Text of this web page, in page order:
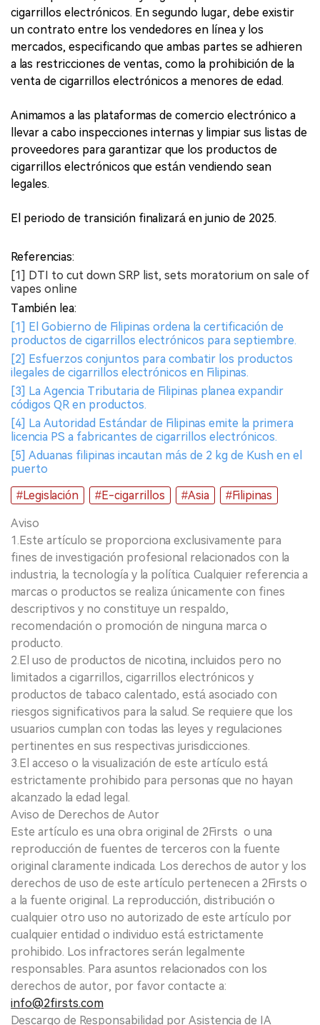
cigarrillos electrónicos. En segundo lugar, debe existir
un contrato entre los vendedores en línea y los
mercados, especificando que ambas partes se adhieren
a las restricciones de ventas, como la prohibición de la
venta de cigarrillos electrónicos a menores de edad.
Animamos a las plataformas de comercio electrónico a
llevar a cabo inspecciones internas y limpiar sus listas de
proveedores para garantizar que los productos de
cigarrillos electrónicos que están vendiendo sean
legales.
El periodo de transición finalizará en junio de 2025.
Referencias:
[1] DTI to cut down SRP list, sets moratorium on sale of
vapes online
También lea:
[1] El Gobierno de Filipinas ordena la certificación de
productos de cigarrillos electrónicos para septiembre.
[2] Esfuerzos conjuntos para combatir los productos
ilegales de cigarrillos electrónicos en Filipinas.
[3] La Agencia Tributaria de Filipinas planea expandir
códigos QR en productos.
[4] La Autoridad Estándar de Filipinas emite la primera
licencia PS a fabricantes de cigarrillos electrónicos.
[5] Aduanas filipinas incautan más de 2 kg de Kush en el
puerto
#Legislación
#E-cigarrillos #Asia #Filipinas
Aviso
1.Este artículo se proporciona exclusivamente para
fines de investigación profesional relacionados con la
industria, la tecnología y la política. Cualquier referencia a
marcas o productos se realiza únicamente con fines
descriptivos y no constituye un respaldo,
recomendación o promoción de ninguna marca o
producto.
2.El uso de productos de nicotina, incluidos pero no
limitados a cigarrillos, cigarrillos electrónicos y
productos de tabaco calentado, está asociado con
riesgos significativos para la salud. Se requiere que los
usuarios cumplan con todas las leyes y regulaciones
pertinentes en sus respectivas jurisdicciones.
3.El acceso o la visualización de este artículo está
estrictamente prohibido para personas que no hayan
alcanzado la edad legal.
Aviso de Derechos de Autor
Este artículo es una obra original de 2Firsts o una
reproducción de fuentes de terceros con la fuente
original claramente indicada. Los derechos de autor y los
derechos de uso de este artículo pertenecen a 2Firsts o
a la fuente original. La reproducción, distribución o
cualquier otro uso no autorizado de este artículo por
cualquier entidad o individuo está estrictamente
prohibido. Los infractores serán legalmente
responsables. Para asuntos relacionados con los
derechos de autor, por favor contacte a:
info@2firsts.com
Descargo de Responsabilidad por Asistencia de IA